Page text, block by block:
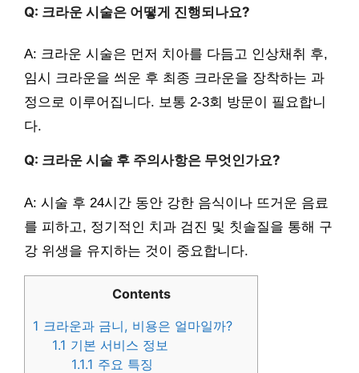
Q: 크라운 시술은 어떻게 진행되나요?
A: 크라운 시술은 먼저 치아를 다듬고 인상채취 후,
임시 크라운을 씌운 후 최종 크라운을 장착하는 과
정으로 이루어집니다. 보통 2-3회 방문이 필요합니
다.
Q: 크라운 시술 후 주의사항은 무엇인가요?
A: 시술 후 24시간 동안 강한 음식이나 뜨거운 음료
를 피하고, 정기적인 치과 검진 및 칫솔질을 통해 구
강 위생을 유지하는 것이 중요합니다.
Contents
1 크라운과 금니, 비용은 얼마일까?
1.1 기본 서비스 정보
1.1.1 주요 특징